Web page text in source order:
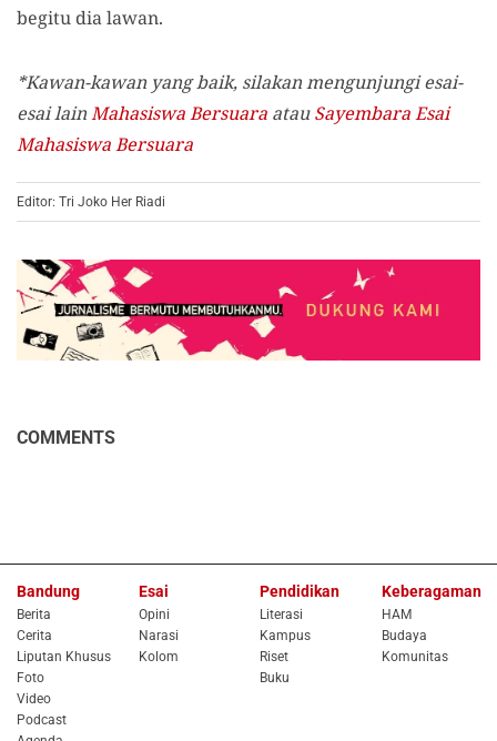
begitu dia lawan.
*Kawan-kawan yang baik, silakan mengunjungi esai-
esai lainMahasiswa Bersuara atau Sayembara Esai
Mahasiswa Bersuara
Editor: Tri Joko Her Riadi
COMMENTS
Bandung
Berita
Cerita
Liputan Khusus
Foto
Video
Podcast
Esai
Opini
Narasi
Kolom
Pendidikan
Literasi
Kampus
Riset
Buku
Keberagaman
HAM
Budaya
Komunitas